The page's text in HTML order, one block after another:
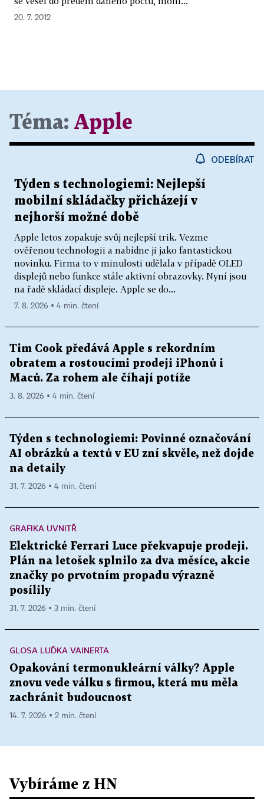
20. 7. 2012
Téma: Apple
ODEBÍRAT
Týden s technologiemi: Nejlepší
mobilní skládačky přicházejí v
nejhorší možné době
Apple letos zopakuje svůj nejlepší trik. Vezme
ověřenou technologii a nabídne ji jako fantastickou
novinku. Firma to v minulosti udělala v případě OLED
displejů nebo funkce stále aktivní obrazovky. Nyní jsou
na řadě skládací displeje. Apple se do...
7. 8. 2026 ▪ 4 min. čtení
Tim Cook předává Apple s rekordním
obratem a rostoucími prodeji iPhonů i
Maců. Za rohem ale číhají potíže
3. 8. 2026 ▪ 4 min. čtení
Týden s technologiemi: Povinné označování
AI obrázků a textů v EU zní skvěle, než dojde
na detaily
31. 7. 2026 ▪ 4 min. čtení
GRAFIKA UVNITŘ
Elektrické Ferrari Luce překvapuje prodeji.
Plán na letošek splnilo za dva měsíce, akcie
značky po prvotním propadu výrazně
posílily
31. 7. 2026 ▪ 3 min. čtení
GLOSA LUĎKA VAINERTA
Opakování termonukleární války? Apple
znovu vede válku s firmou, která mu měla
zachránit budoucnost
14. 7. 2026 ▪ 2 min. čtení
Vybíráme z HN